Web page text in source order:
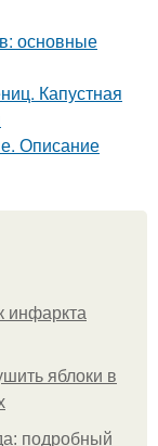
основные
Капустная
Описание
инфаркта
яблоки в
подробный